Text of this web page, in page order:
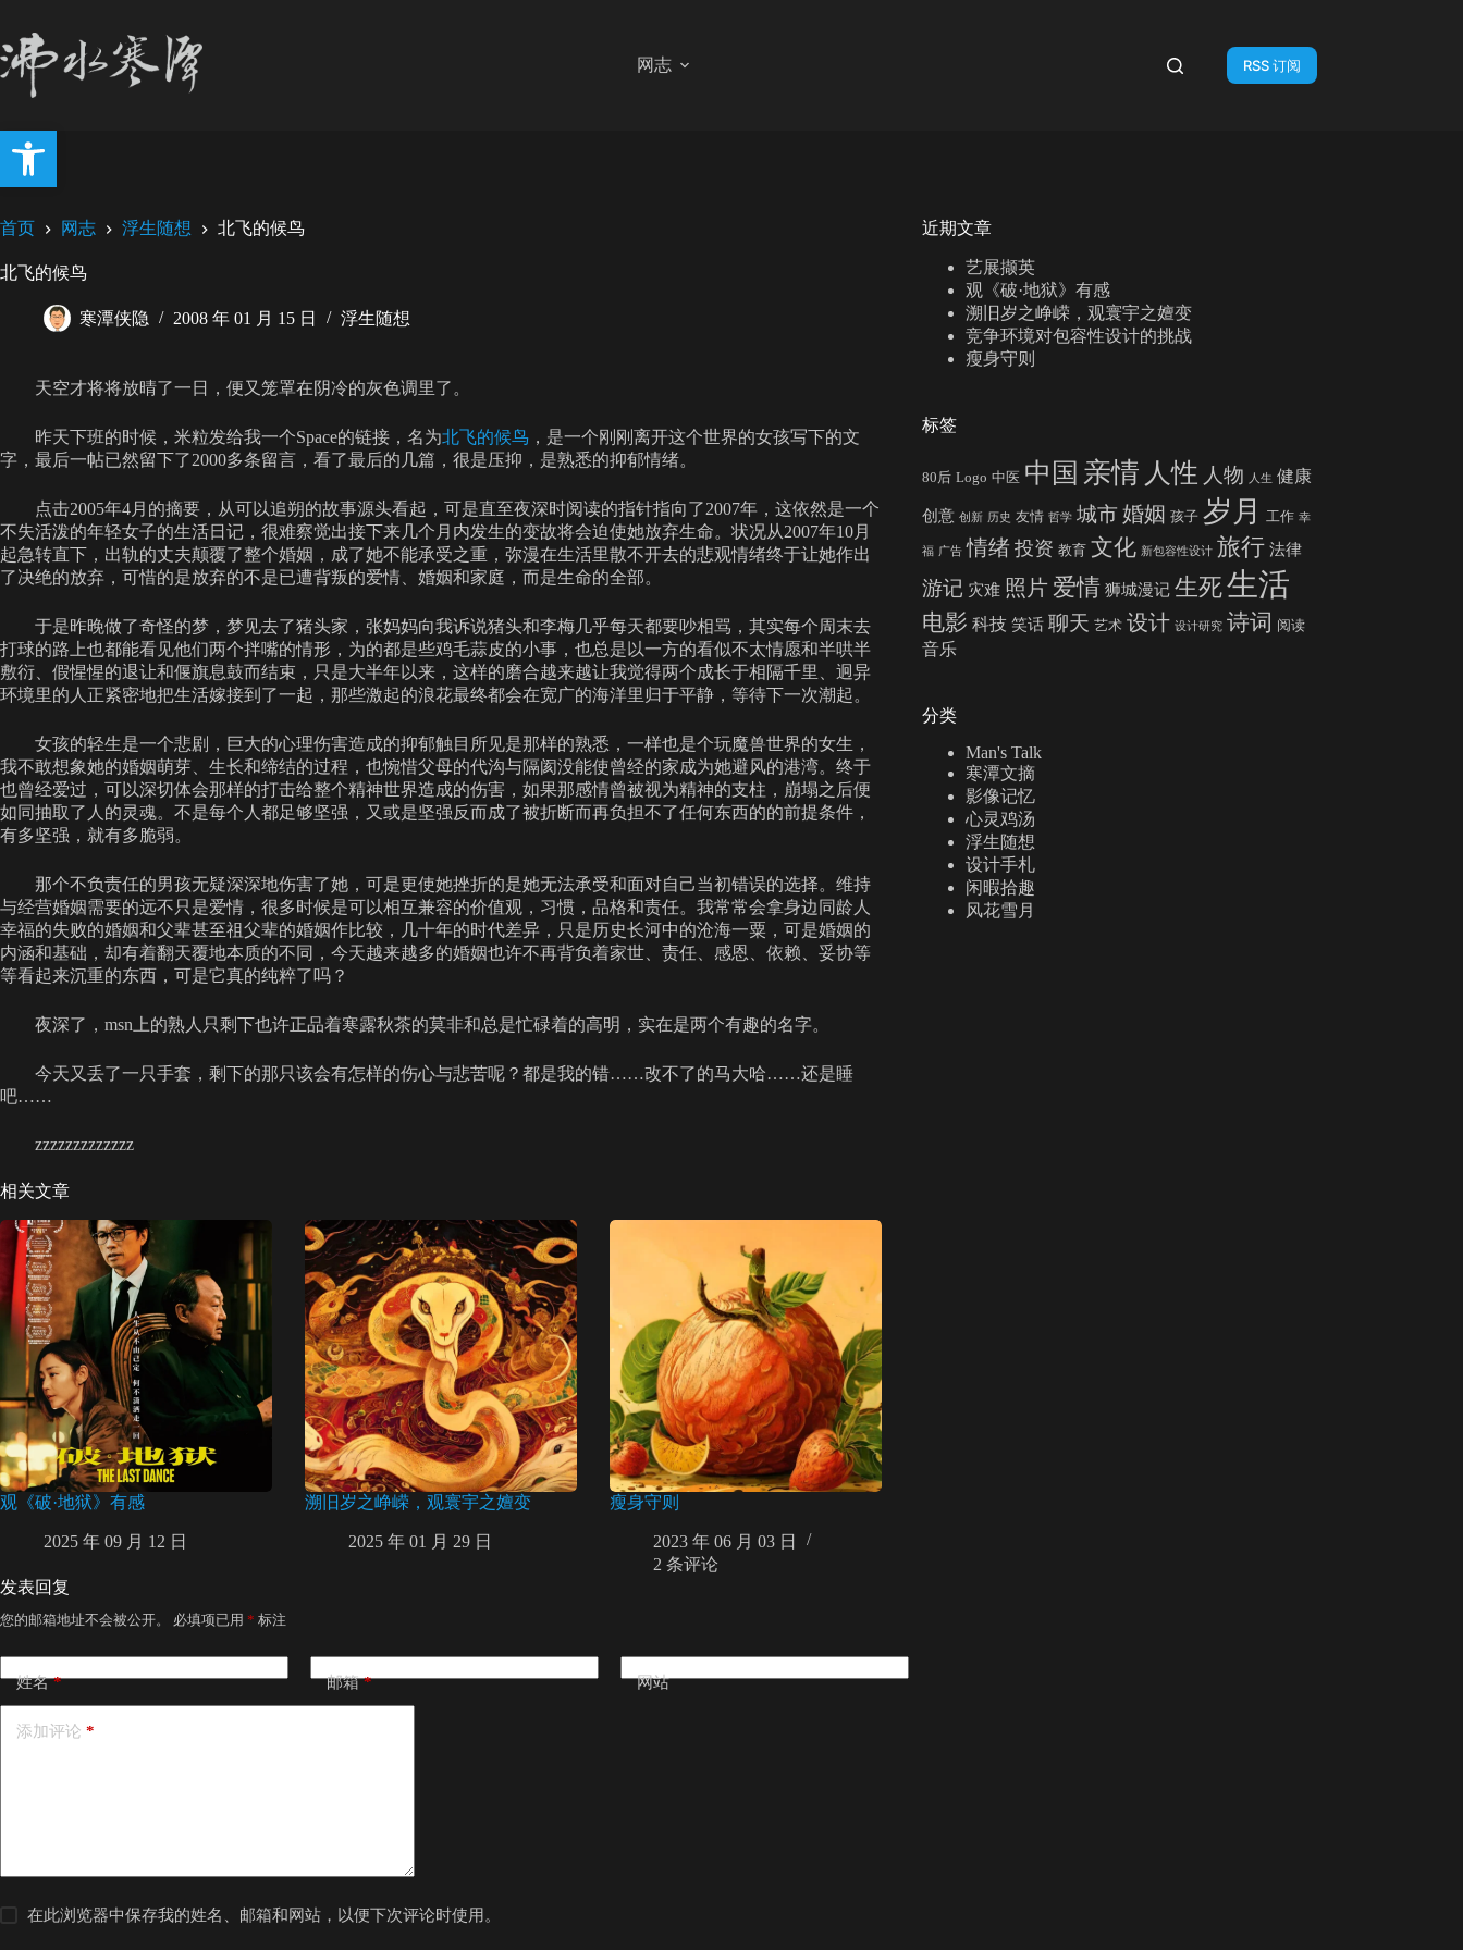
打开工具栏
内
容
网志 RSS 订阅
首页 网志 浮生随想 北飞的候鸟
北飞的候鸟
寒潭侠隐 2008 年 01 月 15 日 浮生随想
天空才将将放晴了一日，便又笼罩在阴冷的灰色调里了。
昨天下班的时候，米粒发给我一个Space的链接，名为北飞的候鸟 ，是一个刚刚离开这个世界的女孩写下的文
字，最后一帖已然留下了2000多条留言，看了最后的几篇，很是压抑，是熟悉的抑郁情绪。
点击2005年4月的摘要，从可以追朔的故事源头看起，可是直至夜深时阅读的指针指向了2007年，这依然是一个
不失活泼的年轻女子的生活日记，很难察觉出接下来几个月内发生的变故将会迫使她放弃生命。状况从2007年10月
起急转直下，出轨的丈夫颠覆了整个婚姻，成了她不能承受之重，弥漫在生活里散不开去的悲观情绪终于让她作出
了决绝的放弃，可惜的是放弃的不是已遭背叛的爱情、婚姻和家庭，而是生命的全部。
于是昨晚做了奇怪的梦，梦见去了猪头家，张妈妈向我诉说猪头和李梅几乎每天都要吵相骂，其实每个周末去
打球的路上也都能看见他们两个拌嘴的情形，为的都是些鸡毛蒜皮的小事，也总是以一方的看似不太情愿和半哄半
敷衍、假惺惺的退让和偃旗息鼓而结束，只是大半年以来，这样的磨合越来越让我觉得两个成长于相隔千里、迥异
环境里的人正紧密地把生活嫁接到了一起，那些激起的浪花最终都会在宽广的海洋里归于平静，等待下一次潮起。
女孩的轻生是一个悲剧，巨大的心理伤害造成的抑郁触目所见是那样的熟悉，一样也是个玩魔兽世界的女生，
我不敢想象她的婚姻萌芽、生长和缔结的过程，也惋惜父母的代沟与隔阂没能使曾经的家成为她避风的港湾。终于
也曾经爱过，可以深切体会那样的打击给整个精神世界造成的伤害，如果那感情曾被视为精神的支柱，崩塌之后便
如同抽取了人的灵魂。不是每个人都足够坚强，又或是坚强反而成了被折断而再负担不了任何东西的的前提条件，
有多坚强，就有多脆弱。
那个不负责任的男孩无疑深深地伤害了她，可是更使她挫折的是她无法承受和面对自己当初错误的选择。维持
与经营婚姻需要的远不只是爱情，很多时候是可以相互兼容的价值观，习惯，品格和责任。我常常会拿身边同龄人
幸福的失败的婚姻和父辈甚至祖父辈的婚姻作比较，几十年的时代差异，只是历史长河中的沧海一粟，可是婚姻的
内涵和基础，却有着翻天覆地本质的不同，今天越来越多的婚姻也许不再背负着家世、责任、感恩、依赖、妥协等
等看起来沉重的东西，可是它真的纯粹了吗？
夜深了，msn上的熟人只剩下也许正品着寒露秋茶的莫非和总是忙碌着的高明，实在是两个有趣的名字。
今天又丢了一只手套，剩下的那只该会有怎样的伤心与悲苦呢？都是我的错……改不了的马大哈……还是睡
吧……
zzzzzzzzzzzzz
相关文章
观《破·地狱》有感
2025 年 09 月 12 日
溯旧岁之峥嵘，观寰宇之嬗变
2025 年 01 月 29 日
瘦身守则
2023 年 06 月 03 日
2 条评论
发表回复
您的邮箱地址不会被公开。 必填项已用 * 标注
姓名* 邮箱* 网站
添加评论 *
在此浏览器中保存我的姓名、邮箱和网站，以便下次评论时使用。
近期文章
艺展撷英
观《破·地狱》有感
溯旧岁之峥嵘，观寰宇之嬗变
竞争环境对包容性设计的挑战
瘦身守则
标签
80后 Logo 中医 中国 亲情 人性 人物 人生 健康
创意 创新 历史 友情 哲学 城市 婚姻 孩子 岁月 工作 幸
福 广告 情绪 投资 教育 文化 新包容性设计 旅行 法律
游记 灾难 照片 爱情 狮城漫记 生死生活
电影 科技 笑话 聊天 艺术 设计 设计研究 诗词 阅读
音乐
分类
Man's Talk
寒潭文摘
影像记忆
心灵鸡汤
浮生随想
设计手札
闲暇拾趣
风花雪月